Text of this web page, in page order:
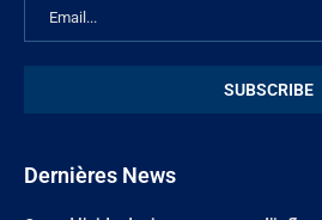
Dernières News